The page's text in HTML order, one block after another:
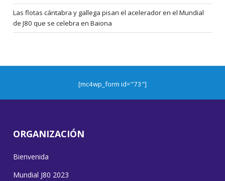
Las flotas cántabra y gallega pisan el acelerador en el Mundial
de J80 que se celebra en Baiona
[mc4wp_form id="73"]
ORGANIZACIÓN
Bienvenida
Mundial J80 2023